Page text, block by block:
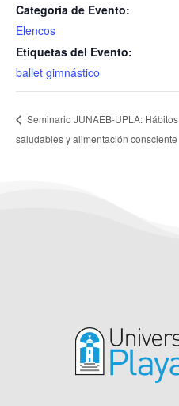
Categoría de Evento:
Elencos
Etiquetas del Evento:
ballet gimnástico
Seminario JUNAEB-UPLA: Hábitos
saludables y alimentación consciente